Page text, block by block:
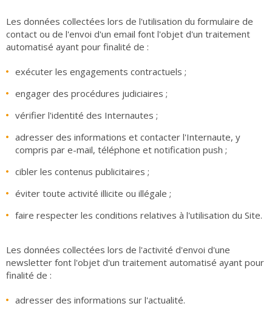
Les données collectées lors de l'utilisation du formulaire de
contact ou de l'envoi d'un email font l'objet d'un traitement
automatisé ayant pour finalité de :
exécuter les engagements contractuels ;
engager des procédures judiciaires ;
vérifier l'identité des Internautes ;
adresser des informations et contacter l'Internaute, y
compris par e-mail, téléphone et notification push ;
cibler les contenus publicitaires ;
éviter toute activité illicite ou illégale ;
faire respecter les conditions relatives à l'utilisation du Site.
Les données collectées lors de l'activité d'envoi d'une
newsletter font l'objet d'un traitement automatisé ayant pour
finalité de :
adresser des informations sur l'actualité.